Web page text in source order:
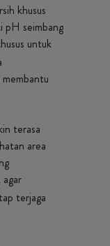
khusus
pH seimbang
untuk
terasa
area
agar
terjaga